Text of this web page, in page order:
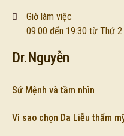
Giờ làm việc
09:00 đến 19:30 từ Thứ 2
Dr.Nguyễn
Sứ Mệnh và tầm nhìn
Vì sao chọn Da Liễu thẩm